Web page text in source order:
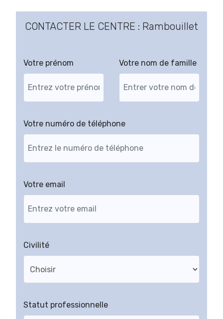
CONTACTER LE CENTRE : Rambouillet
Votre prénom Votre nom de famille
Votre numéro de téléphone
Votre email
Civilité
Statut professionnelle